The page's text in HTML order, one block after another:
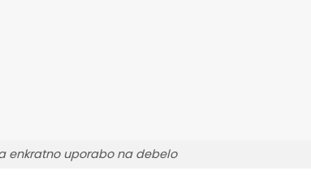
enkratno uporabo na debelo